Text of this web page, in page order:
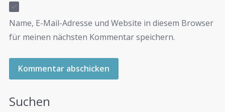
Name, E-Mail-Adresse und Website in diesem Browser
für meinen nächsten Kommentar speichern.
Suchen